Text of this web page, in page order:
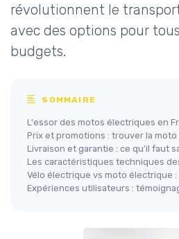
révolutionnent le
avec des options pour
budgets.
SOMMAIRE
L'essor des motos électriques en
Prix et promotions : trouver la
Livraison et garantie : ce qu'il faut
Les caractéristiques techniques
Vélo électrique vs moto électrique
Expériences utilisateurs :